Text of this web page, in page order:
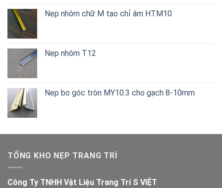
Nẹp nhôm chữ M tạo chỉ âm HTM10
Nẹp nhôm T12
Nẹp bo góc tròn MY10.3 cho gạch 8-10mm
TỔNG KHO NẸP TRANG TRÍ
Công Ty TNHH Vật Liệu Trang Trí S VIỆT